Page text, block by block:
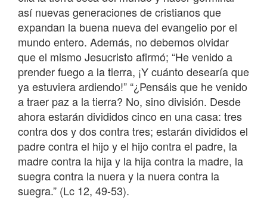
así nuevas generaciones de cristianos que
expandan la buena nueva del evangelio por el
mundo entero. Además, no debemos olvidar
que el mismo Jesucristo afirmó; “He venido a
prender fuego a la tierra, ¡Y cuánto desearía que
ya estuviera ardiendo!” “¿Pensáis que he venido
a traer paz a la tierra? No, sino división. Desde
ahora estarán divididos cinco en una casa: tres
contra dos y dos contra tres; estarán divididos el
padre contra el hijo y el hijo contra el padre, la
madre contra la hija y la hija contra la madre, la
suegra contra la nuera y la nuera contra la
suegra.” (Lc 12, 49-53).